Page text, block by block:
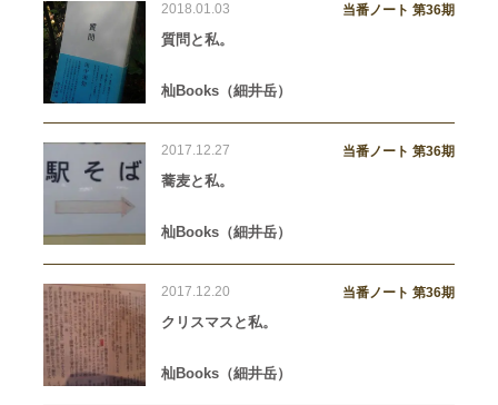
2018.01.03 当番ノート 第36期
質問と私。
杣Books（細井岳）
2017.12.27 当番ノート 第36期
蕎麦と私。
杣Books（細井岳）
2017.12.20 当番ノート 第36期
クリスマスと私。
杣Books（細井岳）